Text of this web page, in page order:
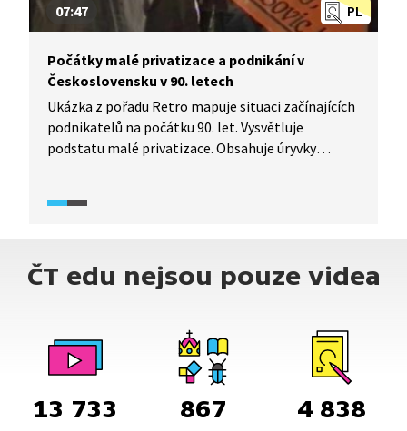
PL
07:47
Počátky malé privatizace a podnikání v
Československu v 90. letech
Ukázka z pořadu Retro mapuje situaci začínajících
podnikatelů na počátku 90. let. Vysvětluje
podstatu malé privatizace. Obsahuje úryvky
s Miroslavem Švarcem, „průkopníkem" tzv.
ČT edu nejsou pouze videa
13 733 867 4 838